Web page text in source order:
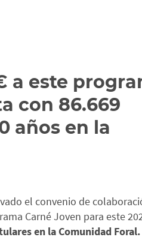
a este
con 86.669
años en la
el convenio de
Carné Joven para este
en la Comunidad Foral.